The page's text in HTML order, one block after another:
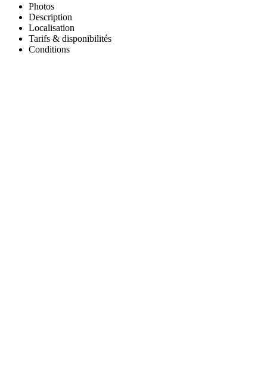
Photos
Description
Localisation
Tarifs & disponibilités
Conditions